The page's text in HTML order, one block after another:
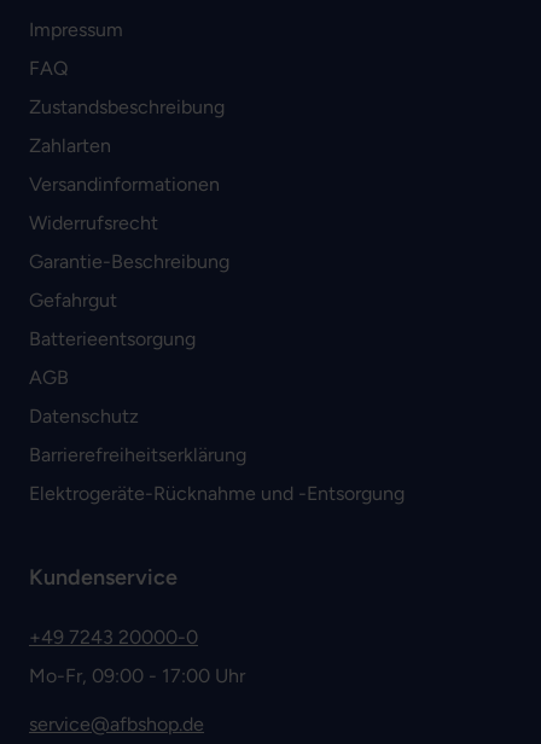
Impressum
FAQ
Zustandsbeschreibung
Zahlarten
Versandinformationen
Widerrufsrecht
Garantie-Beschreibung
Gefahrgut
Batterieentsorgung
AGB
Datenschutz
Barrierefreiheitserklärung
Elektrogeräte-Rücknahme und -Entsorgung
Kundenservice
+49 7243 20000-0
Mo-Fr, 09:00 - 17:00 Uhr
service@afbshop.de